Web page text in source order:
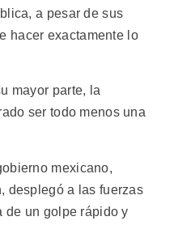
a pesar de sus
hacer exactamente lo
mayor parte, la
ser todo menos una
mexicano,
desplegó a las fuerzas
de un golpe rápido y